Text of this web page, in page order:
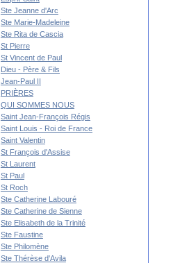
Ste Jeanne d'Arc
Ste Marie-Madeleine
Ste Rita de Cascia
St Pierre
St Vincent de Paul
Dieu - Père & Fils
Jean-Paul II
PRIÈRES
QUI SOMMES NOUS
Saint Jean-François Régis
Saint Louis - Roi de France
Saint Valentin
St François d'Assise
St Laurent
St Paul
St Roch
Ste Catherine Labouré
Ste Catherine de Sienne
Ste Elisabeth de la Trinité
Ste Faustine
Ste Philomène
Ste Thérèse d'Avila